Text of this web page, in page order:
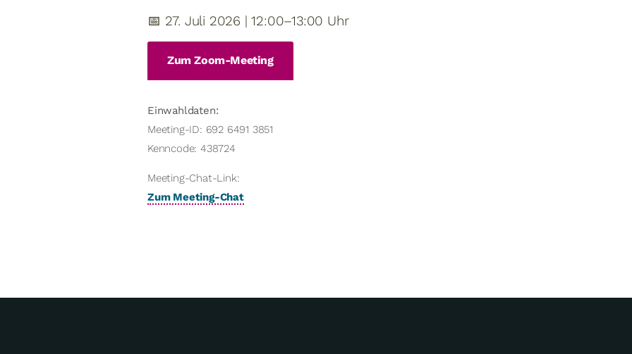
📅 27. Juli 2026 | 12:00–13:00 Uhr
Zum Zoom-Meeting
Einwahldaten:
Meeting-ID: 692 6491 3851
Kenncode: 438724
Meeting-Chat-Link:
Zum Meeting-Chat